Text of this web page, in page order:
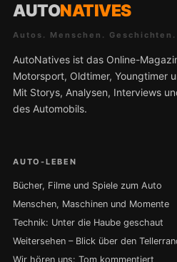
AUTONATIVES
Autos. Menschen. Geschichten.
AutoNatives ist das Online-
Motorsport, Oldtimer, Youngtimer
Mit Storys, Analysen, Interviews
des Automobils.
AUTO-LEBEN
Bücher, Filme und Spiele zum Auto
Menschen, Maschinen und Momente
Technik: Unter die Haube geschaut
Weitersehen – Blick über den
Wir hören uns: Tom kommentiert